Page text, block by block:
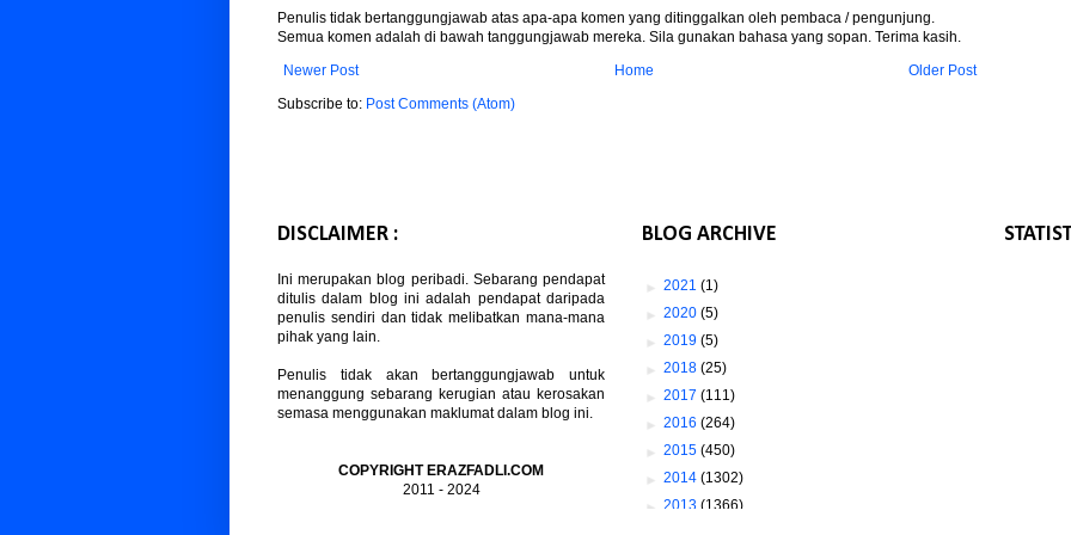
Penulis tidak bertanggungjawab atas apa-apa komen yang ditinggalkan oleh pembaca / pengunjung.
Semua komen adalah di bawah tanggungjawab mereka. Sila gunakan bahasa yang sopan. Terima kasih.
Newer Post
Older Post
Home
Subscribe to: Post Comments (Atom)
DISCLAIMER :
Ini merupakan blog peribadi. Sebarang pendapat
ditulis dalam blog ini adalah pendapat daripada
penulis sendiri dan tidak melibatkan mana-mana
pihak yang lain.
Penulis tidak akan bertanggungjawab untuk
menanggung sebarang kerugian atau kerosakan
semasa menggunakan maklumat dalam blog ini.
COPYRIGHT ERAZFADLI.COM
2011 - 2024
BLOG ARCHIVE
► 2021 (1)
► 2020 (5)
► 2019 (5)
► 2018 (25)
► 2017 (111)
► 2016 (264)
► 2015 (450)
► 2014 (1302)
► 2013 (1366)